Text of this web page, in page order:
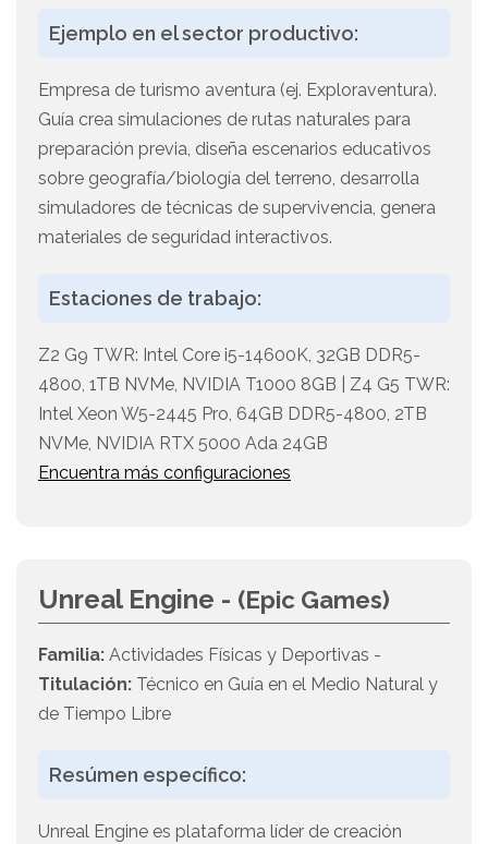
Ejemplo en el sector productivo:
Empresa de turismo aventura (ej. Exploraventura).
Guía crea simulaciones de rutas naturales para
preparación previa, diseña escenarios educativos
sobre geografía/biología del terreno, desarrolla
simuladores de técnicas de supervivencia, genera
materiales de seguridad interactivos.
Estaciones de trabajo:
Z2 G9 TWR: Intel Core i5-14600K, 32GB DDR5-
4800, 1TB NVMe, NVIDIA T1000 8GB | Z4 G5 TWR:
Intel Xeon W5-2445 Pro, 64GB DDR5-4800, 2TB
NVMe, NVIDIA RTX 5000 Ada 24GB
Encuentra más configuraciones
Unreal Engine - (Epic Games)
Familia: Actividades Físicas y Deportivas -
Titulación: Técnico en Guía en el Medio Natural y
de Tiempo Libre
Resúmen específico:
Unreal Engine es plataforma líder de creación